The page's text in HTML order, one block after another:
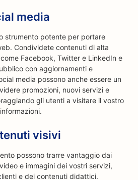
media
strumento potente per portare
Condividete contenuti di alta
Facebook, Twitter e LinkedIn e
con aggiornamenti e
media possono anche essere un
promozioni, nuovi servizi e
gli utenti a visitare il vostro
visivi
possono trarre vantaggio dai
e immagini dei vostri servizi,
e dei contenuti didattici.